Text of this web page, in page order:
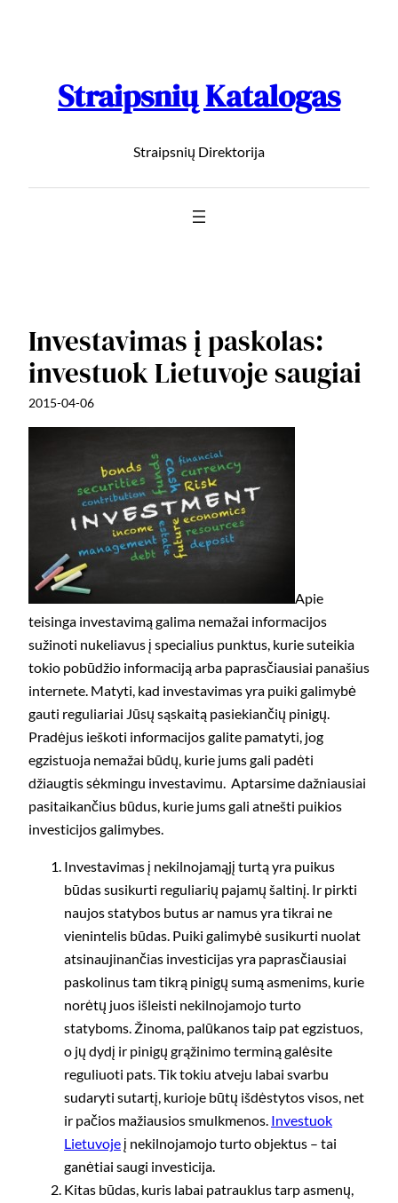
Straipsnių Katalogas
Straipsnių Direktorija
Investavimas į paskolas:
investuok Lietuvoje saugiai
2015-04-06
Apie
teisinga investavimą galima nemažai informacijos
sužinoti nukeliavus į specialius punktus, kurie suteikia
tokio pobūdžio informaciją arba paprasčiausiai panašius
internete. Matyti, kad investavimas yra puiki galimybė
gauti reguliariai Jūsų sąskaitą pasiekiančių pinigų.
Pradėjus ieškoti informacijos galite pamatyti, jog
egzistuoja nemažai būdų, kurie jums gali padėti
džiaugtis sėkmingu investavimu. Aptarsime dažniausiai
pasitaikančius būdus, kurie jums gali atnešti puikios
investicijos galimybes.
Investavimas į nekilnojamąjį turtą yra puikus
būdas susikurti reguliarių pajamų šaltinį. Ir pirkti
naujos statybos butus ar namus yra tikrai ne
vienintelis būdas. Puiki galimybė susikurti nuolat
atsinaujinančias investicijas yra paprasčiausiai
paskolinus tam tikrą pinigų sumą asmenims, kurie
norėtų juos išleisti nekilnojamojo turto
statyboms. Žinoma, palūkanos taip pat egzistuos,
o jų dydį ir pinigų grąžinimo terminą galėsite
reguliuoti pats. Tik tokiu atveju labai svarbu
sudaryti sutartį, kurioje būtų išdėstytos visos, net
ir pačios mažiausios smulkmenos. Investuok
Lietuvoje į nekilnojamojo turto objektus – tai
ganėtiai saugi investicija.
Kitas būdas, kuris labai patrauklus tarp asmenų,